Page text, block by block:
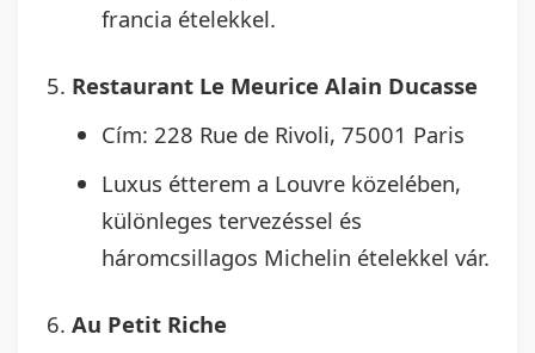
francia ételekkel.
Restaurant Le Meurice Alain Ducasse
Cím: 228 Rue de Rivoli, 75001 Paris
Luxus étterem a Louvre közelében,
különleges tervezéssel és
háromcsillagos Michelin ételekkel vár.
Au Petit Riche